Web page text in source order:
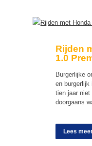
Rijden
1.0
Burgerlijke
en burgerlijk
tien jaar niet
doorgaans
Lees